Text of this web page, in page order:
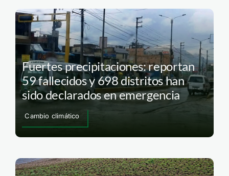
Fuertes precipitaciones: reportan
59 fallecidos y 698 distritos han
sido declarados en emergencia
Cambio climático